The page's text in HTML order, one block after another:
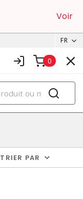
Voir
FR
0
TRIER PAR